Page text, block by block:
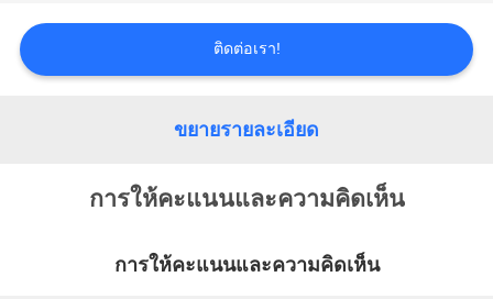
ข่าว
ติดต่อเรา!
ขยายรายละเอียด
การให้คะแนนและความคิดเห็น
การให้คะแนนและความคิดเห็น